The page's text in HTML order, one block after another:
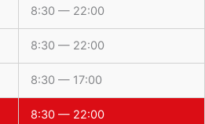
8:30 — 22:00
8:30 — 22:00
8:30 — 17:00
8:30 — 22:00